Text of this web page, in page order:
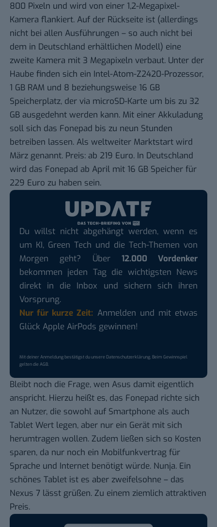
800 Pixeln und wird von einer 1,2-Megapixel-
Kamera flankiert. Auf der Rückseite ist (allerdings
nicht bei allen Ausführungen – so auch nicht bei
dem in Deutschland erhältlichen Modell) eine
zweite Kamera mit 3 Megapixeln verbaut. Unter der
Haube finden sich ein Intel-Atom-Z2420-Prozessor,
1 GB RAM und 8 beziehungsweise 16 GB
Speicherplatz, der via microSD-Karte um bis zu 32
GB ausgedehnt werden kann. Mit einer Akkuladung
soll sich das Fonepad bis zu neun Stunden
betreiben lassen. Als weltweiter Marktstart wird
März genannt. Preis: ab 219 Euro. In Deutschland
wird das Fonepad ab April mit 16 GB Speicher für
229 Euro zu haben sein.
Du willst nicht abgehängt werden, wenn es
um KI, Green Tech und die Tech-Themen von
Morgen geht? Über 12.000 Vordenker
bekommen jeden Tag die wichtigsten News
direkt in die Inbox und sichern sich ihren
Vorsprung.
Nur für kurze Zeit: Anmelden und mit etwas
Glück Apple AirPods gewinnen!
Mit deiner Anmeldung bestätigst du unsereDatenschutzerklärung. Beim Gewinnspiel
gelten dieAGB.
Bleibt noch die Frage, wen Asus damit eigentlich
anspricht. Hierzu heißt es, das Fonepad richte sich
an Nutzer, die sowohl auf Smartphone als auch
Tablet Wert legen, aber nur ein Gerät mit sich
herumtragen wollen. Zudem ließen sich so Kosten
sparen, da nur noch ein Mobilfunkvertrag für
Sprache und Internet benötigt würde. Nunja. Ein
schönes Tablet ist es aber zweifelsohne – das
Nexus 7 lässt grüßen. Zu einem ziemlich attraktiven
Preis.